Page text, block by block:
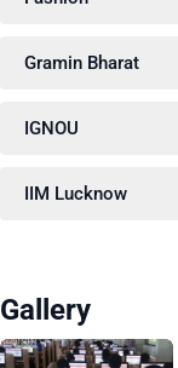
Gramin Bharat
IGNOU
IIM Lucknow
Gallery